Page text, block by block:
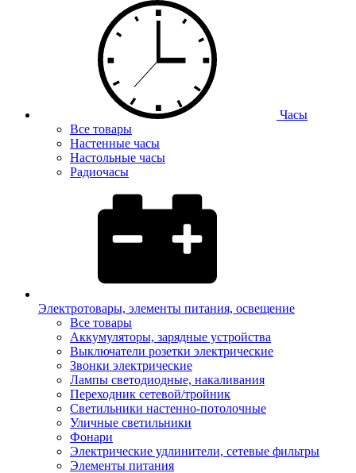
Часы
Все товары
Настенные часы
Настольные часы
Радиочасы
Электротовары, элементы питания, освещение
Все товары
Аккумуляторы, зарядные устройства
Выключатели розетки электрические
Звонки электрические
Лампы светодиодные, накаливания
Переходник сетевой/тройник
Светильники настенно-потолочные
Уличные светильники
Фонари
Электрические удлинители, сетевые фильтры
Элементы питания